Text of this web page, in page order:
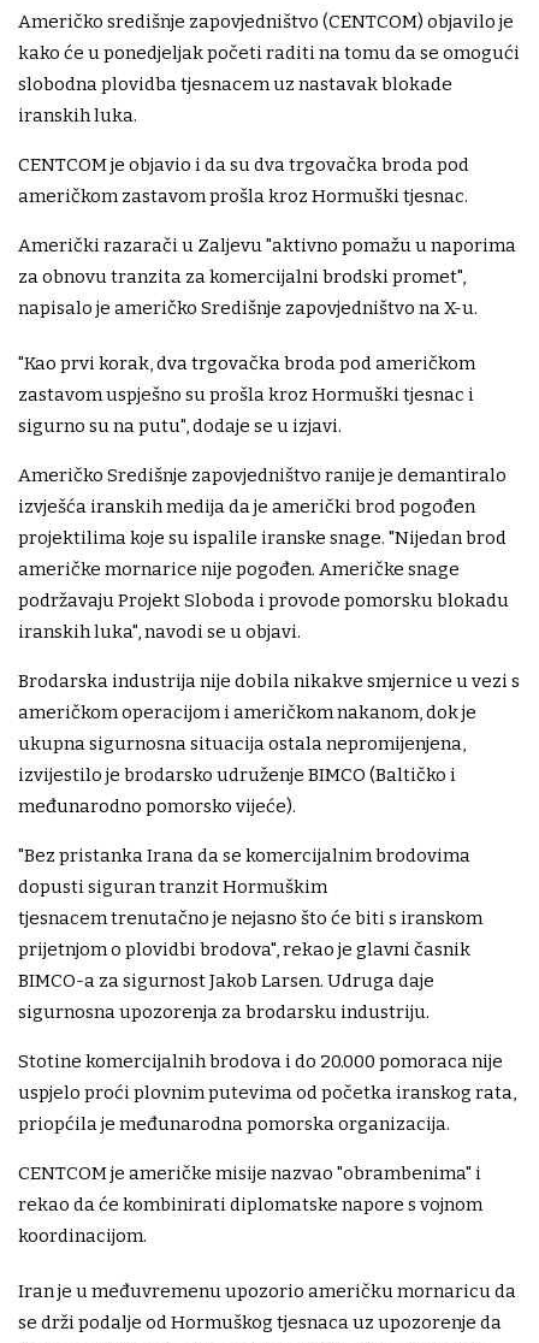
Američko središnje zapovjedništvo (CENTCOM) objavilo je
kako će u ponedjeljak početi raditi na tomu da se omogući
slobodna plovidba tjesnacem uz nastavak blokade
iranskih luka.
CENTCOM je objavio i da su dva trgovačka broda pod
američkom zastavom prošla kroz Hormuški tjesnac.
Američki razarači u Zaljevu "aktivno pomažu u naporima
za obnovu tranzita za komercijalni brodski promet",
napisalo je američko Središnje zapovjedništvo na X-u.
"Kao prvi korak, dva trgovačka broda pod američkom
zastavom uspješno su prošla kroz Hormuški tjesnac i
sigurno su na putu", dodaje se u izjavi.
Američko Središnje zapovjedništvo ranije je demantiralo
izvješća iranskih medija da je američki brod pogođen
projektilima koje su ispalile iranske snage. "Nijedan brod
američke mornarice nije pogođen. Američke snage
podržavaju Projekt Sloboda i provode pomorsku blokadu
iranskih luka", navodi se u objavi.
Brodarska industrija nije dobila nikakve smjernice u vezi s
američkom operacijom i američkom nakanom, dok je
ukupna sigurnosna situacija ostala nepromijenjena,
izvijestilo je brodarsko udruženje BIMCO (Baltičko i
međunarodno pomorsko vijeće).
"Bez pristanka Irana da se komercijalnim brodovima
dopusti siguran tranzit Hormuškim
tjesnacem trenutačno je nejasno što će biti s iranskom
prijetnjom o plovidbi brodova", rekao je glavni časnik
BIMCO-a za sigurnost Jakob Larsen. Udruga daje
sigurnosna upozorenja za brodarsku industriju.
Stotine komercijalnih brodova i do 20.000 pomoraca nije
uspjelo proći plovnim putevima od početka iranskog rata,
priopćila je međunarodna pomorska organizacija.
CENTCOM je američke misije nazvao "obrambenima" i
rekao da će kombinirati diplomatske napore s vojnom
koordinacijom.
Iran je u međuvremenu upozorio američku mornaricu da
se drži podalje od Hormuškog tjesnaca uz upozorenje da